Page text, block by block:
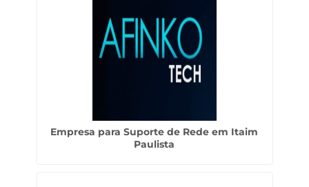
Empresa para Suporte de Rede em Itaim
Paulista